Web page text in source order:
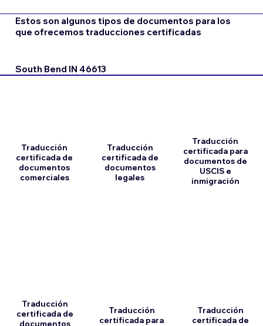
Estos son algunos tipos de documentos para los
que ofrecemos traducciones certificadas
South Bend IN 46613
Traducción
certificada de
documentos
comerciales
Traducción
certificada de
documentos
Traducción
certificada de
documentos
legales
Traducción
certificada para
Traducción
certificada para
documentos de
USCIS e
inmigración
Traducción
certificada de